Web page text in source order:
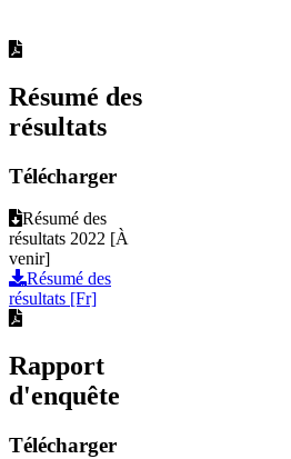
Résumé des
résultats
Télécharger
Résumé des
résultats 2022 [À
venir]
Résumé des
résultats [Fr]
Rapport
d'enquête
Télécharger